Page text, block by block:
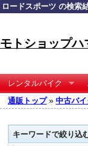
ロードスポーツ の検索
モトショップハ
レンタルバイク
通販トップ» 中古バ
キーワードで絞り込